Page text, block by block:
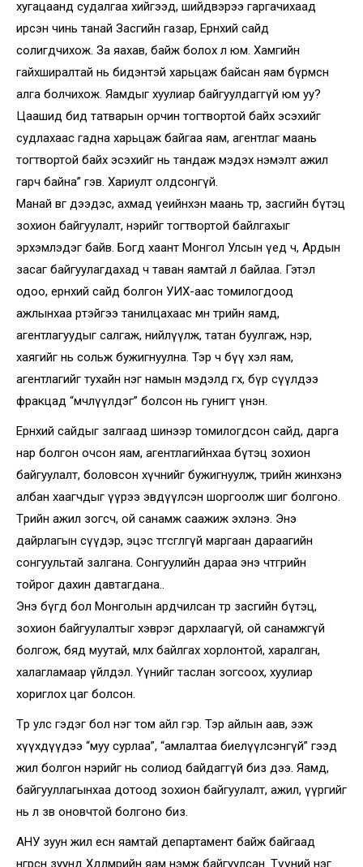
хугацаанд судалгаа хийгээд, шийдвэрээ гаргачихаад
ирсэн чинь танай Засгийн газар, Ерөнхий сайд
солигдчихож. За яахав, байж болох л юм. Хамгийн
гайхширалтай нь бидэнтэй харьцаж байсан яам бүрмөсөн
алга болчихож. Яамдыг хуулиар байгуулдаггүй юм уу?
Цаашид бид татварын орчин тогтвортой байх эсэхийг
судлахаас гадна харьцаж байгаа яам, агентлаг маань
тогтвортой байх эсэхийг нь тандаж мэдэх нэмэлт ажил
гарч байна” гэв. Хариулт олдсонгүй.
Манай өвөг дээдэс, ахмад үеийнхэн маань төр, засгийн бүтэц
зохион байгуулалт, нэрийг тогтвортой байлгахыг
эрхэмлэдэг байв. Богд хаант Монгол Улсын үед ч, Ардын
засаг байгуулагдахад ч таван яамтай л байлаа. Гэтэл
одоо, ерөнхий сайд болгон УИХ-аас томилогдоод
ажлынхаа өрөөтэйгээ танилцахаас өмнө төрийн яамд,
агентлагуудыг салгаж, нийлүүлж, татан буулгаж, нэр,
хаягийг нь сольж бужигнуулна. Тэр ч бүү хэл яам,
агентлагийг тухайн нэг намын мэдэлд өгөх, бүр сүүлдээ
фракцад “өмчлүүлдэг” болсон нь гунигт үнэн.
Ерөнхий сайдыг залгаад шинээр томилогдсон сайд, дарга
нар болгон очсон яам, агентлагийнхаа бүтэц зохион
байгуулалт, боловсон хүчнийг бужигнуулж, төрийн жинхэнэ
албан хаагчдыг үүрээ эвдүүлсэн шоргоолж шиг болгоно.
Төрийн ажил зогсч, ой санамж саажиж эхлэнэ. Энэ
дайрлагын сүүдэр, эцэс төгсгөлгүй маргаан дараагийн
сонгуультай залгана. Сонгуулийн дараа энэ чөтгөрийн
тойрог дахин давтагдана..
Энэ бүгд бол Монголын ардчилсан төр засгийн бүтэц,
зохион байгуулалтыг хэврэг дархлаагүй, ой санамжгүй
болгож, бяд муутай, мөлхөө байлгах хорлонтой, харалган,
халагламаар үйлдэл. Үүнийг таслан зогсоох, хуулиар
хориглох цаг болсон.
Төр улс гэдэг бол нэг том айл гэр. Тэр айлын аав, ээж
хүүхдүүдээ “муу сурлаа”, “амлалтаа биелүүлсэнгүй” гээд
жил болгон нэрийг нь солиод байдаггүй биз дээ. Яамд,
байгууллагынхаа дотоод зохион байгуулалт, ажил, үүргийг
нь л зөв оновчтой болгоно биз.
АНУ зуун жил есөн яамтай департамент байж байгаад
өнгөрсөн зуунд Хөдөлмөрийн яам нэмж байгуулсан. Түүний нэг